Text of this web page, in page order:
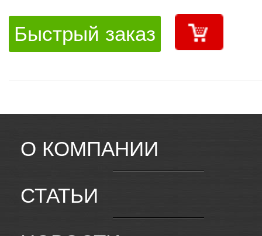
Быстрый заказ
О КОМПАНИИ
СТАТЬИ